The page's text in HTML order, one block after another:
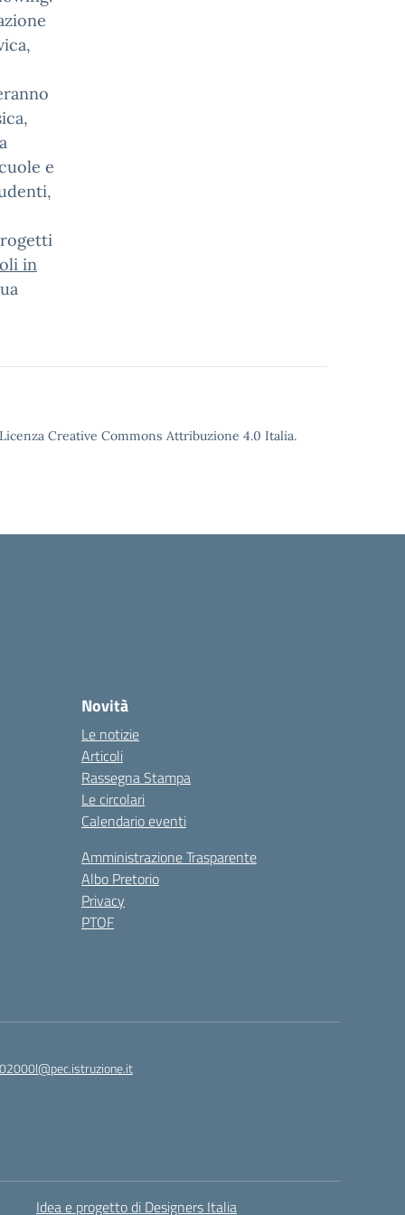
e
in
Creative Commons Attribuzione 4.0 Italia.
Novità
Le notizie
Articoli
Rassegna Stampa
Le circolari
Calendario eventi
Amministrazione Trasparente
Albo Pretorio
Privacy
PTOF
Idea e progetto di Designers Italia